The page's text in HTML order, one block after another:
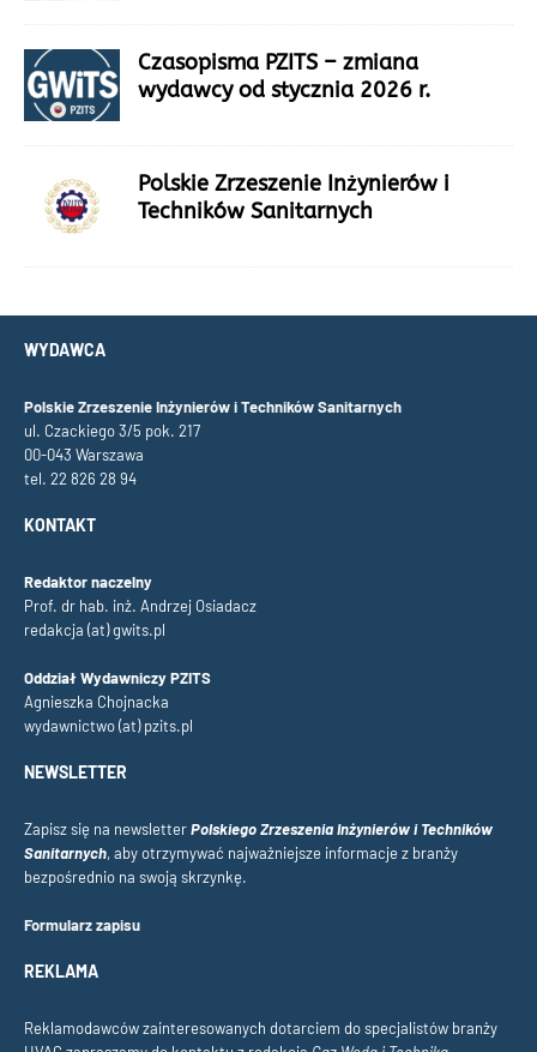
Czasopisma PZITS – zmiana
wydawcy od stycznia 2026 r.
Polskie Zrzeszenie Inżynierów i
Techników Sanitarnych
WYDAWCA
Polskie Zrzeszenie Inżynierów i Techników Sanitarnych
ul. Czackiego 3/5 pok. 217
00-043 Warszawa
tel. 22 826 28 94
KONTAKT
Redaktor naczelny
Prof. dr hab. inż. Andrzej Osiadacz
redakcja (at) gwits.pl
Oddział Wydawniczy PZITS
Agnieszka Chojnacka
wydawnictwo (at) pzits.pl
NEWSLETTER
Zapisz się na newsletterPolskiego Zrzeszenia Inżynierów i Techników
Sanitarnych, aby otrzymywać najważniejsze informacje z branży
bezpośrednio na swoją skrzynkę.
Formularz zapisu
REKLAMA
Reklamodawców zainteresowanych dotarciem do specjalistów branży